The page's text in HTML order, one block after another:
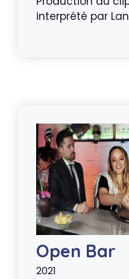
interprété par
Open Bar
2021